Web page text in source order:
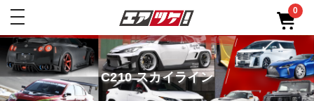
toggle
0
C210 スカイライン